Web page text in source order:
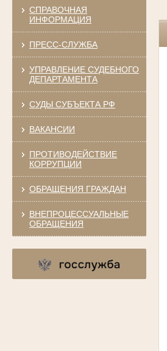
СПРАВОЧНАЯ
ИНФОРМАЦИЯ
ПРЕСС-СЛУЖБА
УПРАВЛЕНИЕ СУДЕБНОГО
ДЕПАРТАМЕНТА
СУДЫ СУБЪЕКТА РФ
ВАКАНСИИ
ПРОТИВОДЕЙСТВИЕ
КОРРУПЦИИ
ОБРАЩЕНИЯ ГРАЖДАН
ВНЕПРОЦЕССУАЛЬНЫЕ
ОБРАЩЕНИЯ